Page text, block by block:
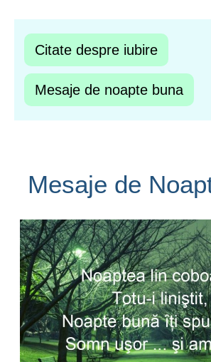
Citate despre iubire
Mesaje de noapte buna
Mesaje de